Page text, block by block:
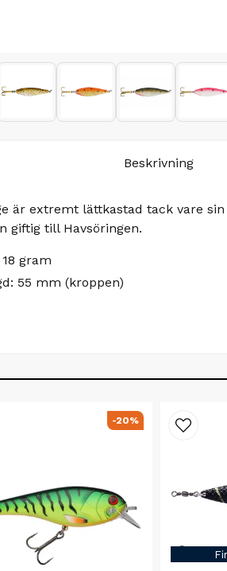
Beskrivning
är extremt lättkastad tack vare
giftig till Havsöringen.
gram
55 mm (kroppen)
-20%